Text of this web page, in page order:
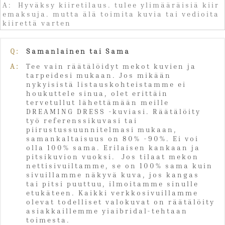
A: Hyväksy kiiretilaus. tulee ylimääräisiä kiir
emaksuja. mutta älä toimita kuvia tai vedioita
kiirettä varten
Q:
Samanlainen tai Sama
A:
Tee vain räätälöidyt mekot kuvien ja
tarpeidesi mukaan. Jos mikään
nykyisistä listauskohteistamme ei
houkuttele sinua, olet erittäin
tervetullut lähettämään meille
DREAMING DRESS -kuviasi. Räätälöity
työ referenssikuvasi tai
piirustussuunnitelmasi mukaan,
samankaltaisuus on 80% -90%. Ei voi
olla 100% sama. Erilaisen kankaan ja
pitsikuvion vuoksi. Jos tilaat mekon
nettisivuiltamme, se on 100% sama kuin
sivuillamme näkyvä kuva, jos kangas
tai pitsi puuttuu, ilmoitamme sinulle
etukäteen. Kaikki verkkosivuillamme
olevat todelliset valokuvat on räätälöity
asiakkaillemme yiaibridal-tehtaan
toimesta.